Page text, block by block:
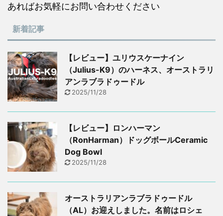
あればお気軽にお問い合わせください
新着記事
【レビュー】ユリウスケーナイン
（Julius-K9）のハーネス、オーストラリ
アンラブラドゥードル
2025/11/28
【レビュー】ロンハーマン
（RonHarman）ドッグボールCeramic
Dog Bowl
2025/11/28
オーストラリアンラブラドゥードル
（AL）お迎えしました。名前はロシェ